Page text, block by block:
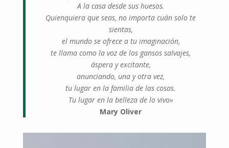
A la casa desde sus huesos.
Quienquiera que seas, no importa cuán solo te
sientas,
el mundo se ofrece a tu imaginación,
te llama como la voz de los gansos salvajes,
áspera y excitante,
anunciando, una y otra vez,
tu lugar en la familia de las cosas.
Tu lugar en la belleza de lo vivo»
Mary Oliver